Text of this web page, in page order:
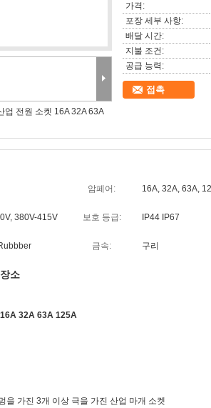
업 전원 소켓 16A 32A 63A
가격:
포장 세부 사항:
배달 시간:
지불 조건:
공급 능력:
접촉
암페어: 16A, 32A, 63A,
380V-415V 보호 등급: IP44 IP67
금속: 구리
소
16A 32A 63A 125A
을 가진 3개 이상 극을 가진 산업 마개 소켓